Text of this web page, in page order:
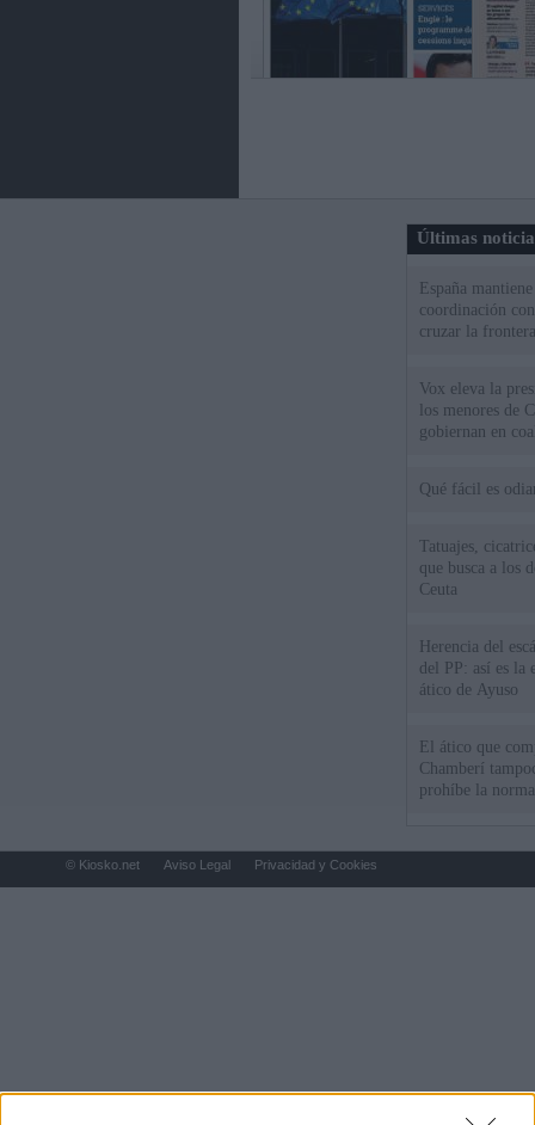
Últimas
España
coordinación
cruzar la
Vox eleva la
los menores de
gobiernan en
Qué fácil es
Tatuajes,
que busca a los
Ceuta
Herencia del
del PP: así es la
ático de Ayuso
El ático que
Chamberí
prohíbe la
© Kiosko.net Aviso Legal Privacidad y Cookies